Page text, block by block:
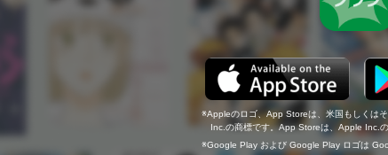
Appleのロゴ、App Storeは、米国もしくは
Inc.の商標です。App Storeは、Apple Inc.の
Google Play および Google Play ロゴは